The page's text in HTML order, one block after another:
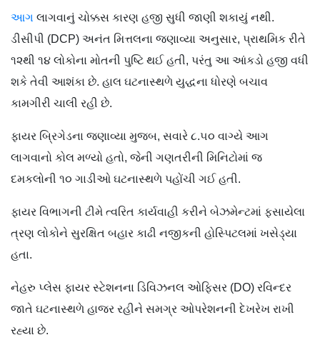
આગ લાગવાનું ચોક્કસ કારણ હજી સુધી જાણી શકાયું નથી.
ડીસીપી (DCP) અનંત મિત્તલના જણાવ્યા અનુસાર, પ્રાથમિક રીતે
૧૨થી ૧૪ લોકોના મોતની પુષ્ટિ થઈ હતી, પરંતુ આ આંકડો હજી વધી
શકે તેવી આશંકા છે. હાલ ઘટનાસ્થળે યુદ્ધના ધોરણે બચાવ
કામગીરી ચાલી રહી છે.
ફાયર બ્રિગેડના જણાવ્યા મુજબ, સવારે ૮.૫૦ વાગ્યે આગ
લાગવાનો કોલ મળ્યો હતો, જેની ગણતરીની મિનિટોમાં જ
દમકલોની ૧૦ ગાડીઓ ઘટનાસ્થળે પહોંચી ગઈ હતી.
ફાયર વિભાગની ટીમે ત્વરિત કાર્યવાહી કરીને બેઝમેન્ટમાં ફસાયેલા
ત્રણ લોકોને સુરક્ષિત બહાર કાઢી નજીકની હોસ્પિટલમાં ખસેડ્યા
હતા.
નેહરુ પ્લેસ ફાયર સ્ટેશનના ડિવિઝનલ ઓફિસર (DO) રવિન્દર
જાતે ઘટનાસ્થળે હાજર રહીને સમગ્ર ઓપરેશનની દેખરેખ રાખી
રહ્યા છે.